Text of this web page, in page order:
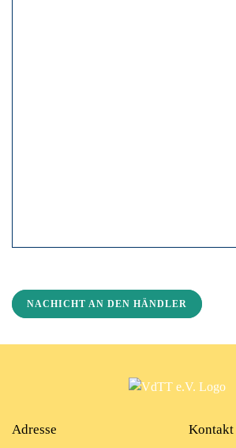
NACHICHT AN DEN HÄNDLER
Adresse Kontakt